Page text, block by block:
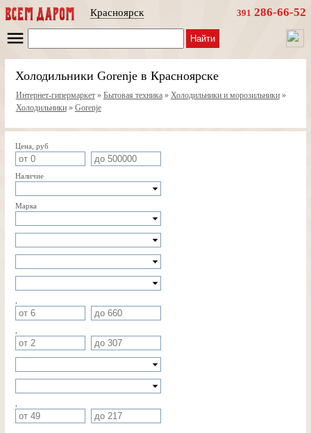
Красноярск 391 286-66-52
Найти
Холодильники Gorenje в Красноярске
Интернет-гипермаркет» Бытовая техника» Холодильники и морозильники»
Холодильники» Gorenje
Цена, руб
Наличие
Марка